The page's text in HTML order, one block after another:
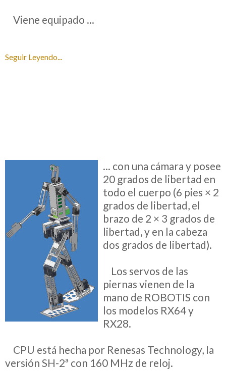
Viene equipado ...
Seguir Leyendo...
... con una cámara y posee
20 grados de libertad en
todo el cuerpo (6 pies × 2
grados de libertad, el
brazo de 2 × 3 grados de
libertad, y en la cabeza
dos grados de libertad).
Los servos de las
piernas vienen de la
mano de ROBOTIS con
los modelos RX64 y
RX28.
CPU está hecha por Renesas Technology, la
versión SH-2ª con 160 MHz de reloj.